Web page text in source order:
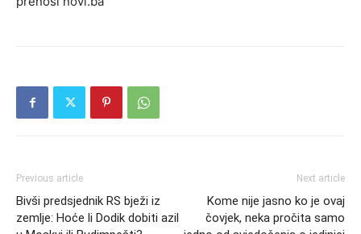
Previous article
Bivši predsjednik RS bježi iz
zemlje: Hoće li Dodik dobiti azil
Next article
Kome nije jasno ko je ovaj
čovjek, neka pročita samo